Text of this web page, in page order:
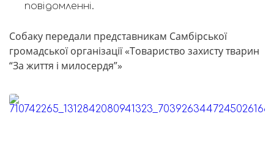
повідомленні.
Собаку передали представникам Самбірської
громадської організації «Товариство захисту тварин
“За життя і милосердя”»